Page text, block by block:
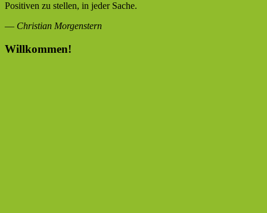
Positiven zu stellen, in jeder Sache.
— Christian Morgenstern
Willkommen!